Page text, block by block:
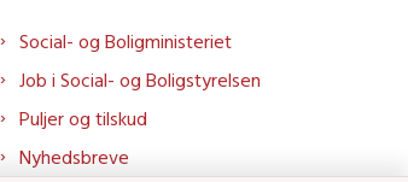
Social- og Boligministeriet
Job i Social- og Boligstyrelsen
Puljer og tilskud
Nyhedsbreve